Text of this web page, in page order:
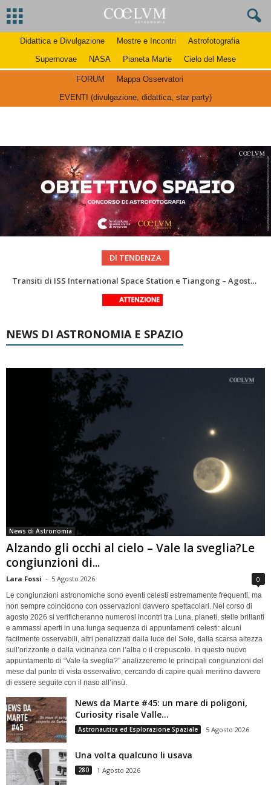
Didattica e Divulgazione Mostre e Incontri
Astrofotografia
Supernovae
NASA Pianeta Marte Cielo del Mese
FORUM
Mappa Osservatori
EVENTI (divulgazione, didattica, star party)
DI TENDENZA
La Luna del Mese – Agosto 2026
Le costellazioni di Agosto 2026: Delfino
NEWS DI ASTRONOMIA E SPAZIO
News di Astronomia
Alzando gli occhi al cielo – Vale la sveglia?Le
congiunzioni di...
Lara Fossi - 5 Agosto 2026 0
Le congiunzioni astronomiche sono eventi celesti estremamente frequenti, ma
non sempre coincidono con osservazioni davvero spettacolari. Nel corso di
agosto 2026 si verificheranno numerosi incontri tra Luna, pianeti, stelle brillanti
e ammassi aperti in una lunga sequenza di appuntamenti celesti: alcuni
facilmente osservabili, altri penalizzati dalla luce del Sole, dalla scarsa altezza
sull’orizzonte o dalla vicinanza con l’alba o il crepuscolo. In questo nuovo
appuntamento di “Vale la sveglia?” analizzeremo le principali congiunzioni del
mese dal punto di vista osservativo, cercando di capire quali meritino davvero
di essere seguite con il naso all’insù.
News da Marte #45: un mare di poligoni,
Curiosity risale Valle...
Astronautica ed Esplorazione Spaziale 5 Agosto 2026
Una volta qualcuno li usava
280 1 Agosto 2026